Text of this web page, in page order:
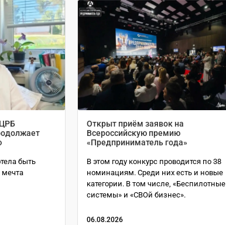
быть
Открыт приём заявок на
Всероссийскую премию
«Предприниматель года»
В этом году конкурс проводится по 38
номинациям. Среди них есть и новые
категории. В том числе, «Беспилотные
системы» и «СВОй бизнес».
06.08.2026